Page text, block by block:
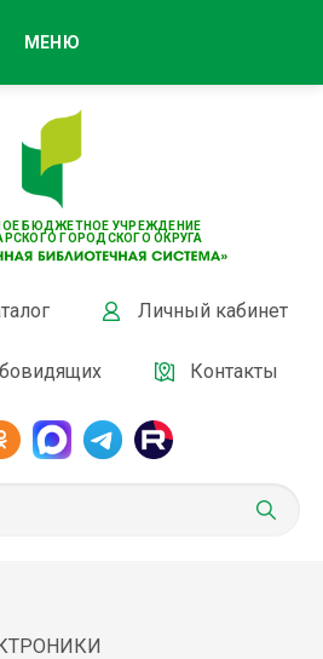
БЮДЖЕТНОЕ УЧРЕЖДЕНИЕ
ГОРОДСКОГО ОКРУГА
Личный кабинет
Контакты
МЕНЮ